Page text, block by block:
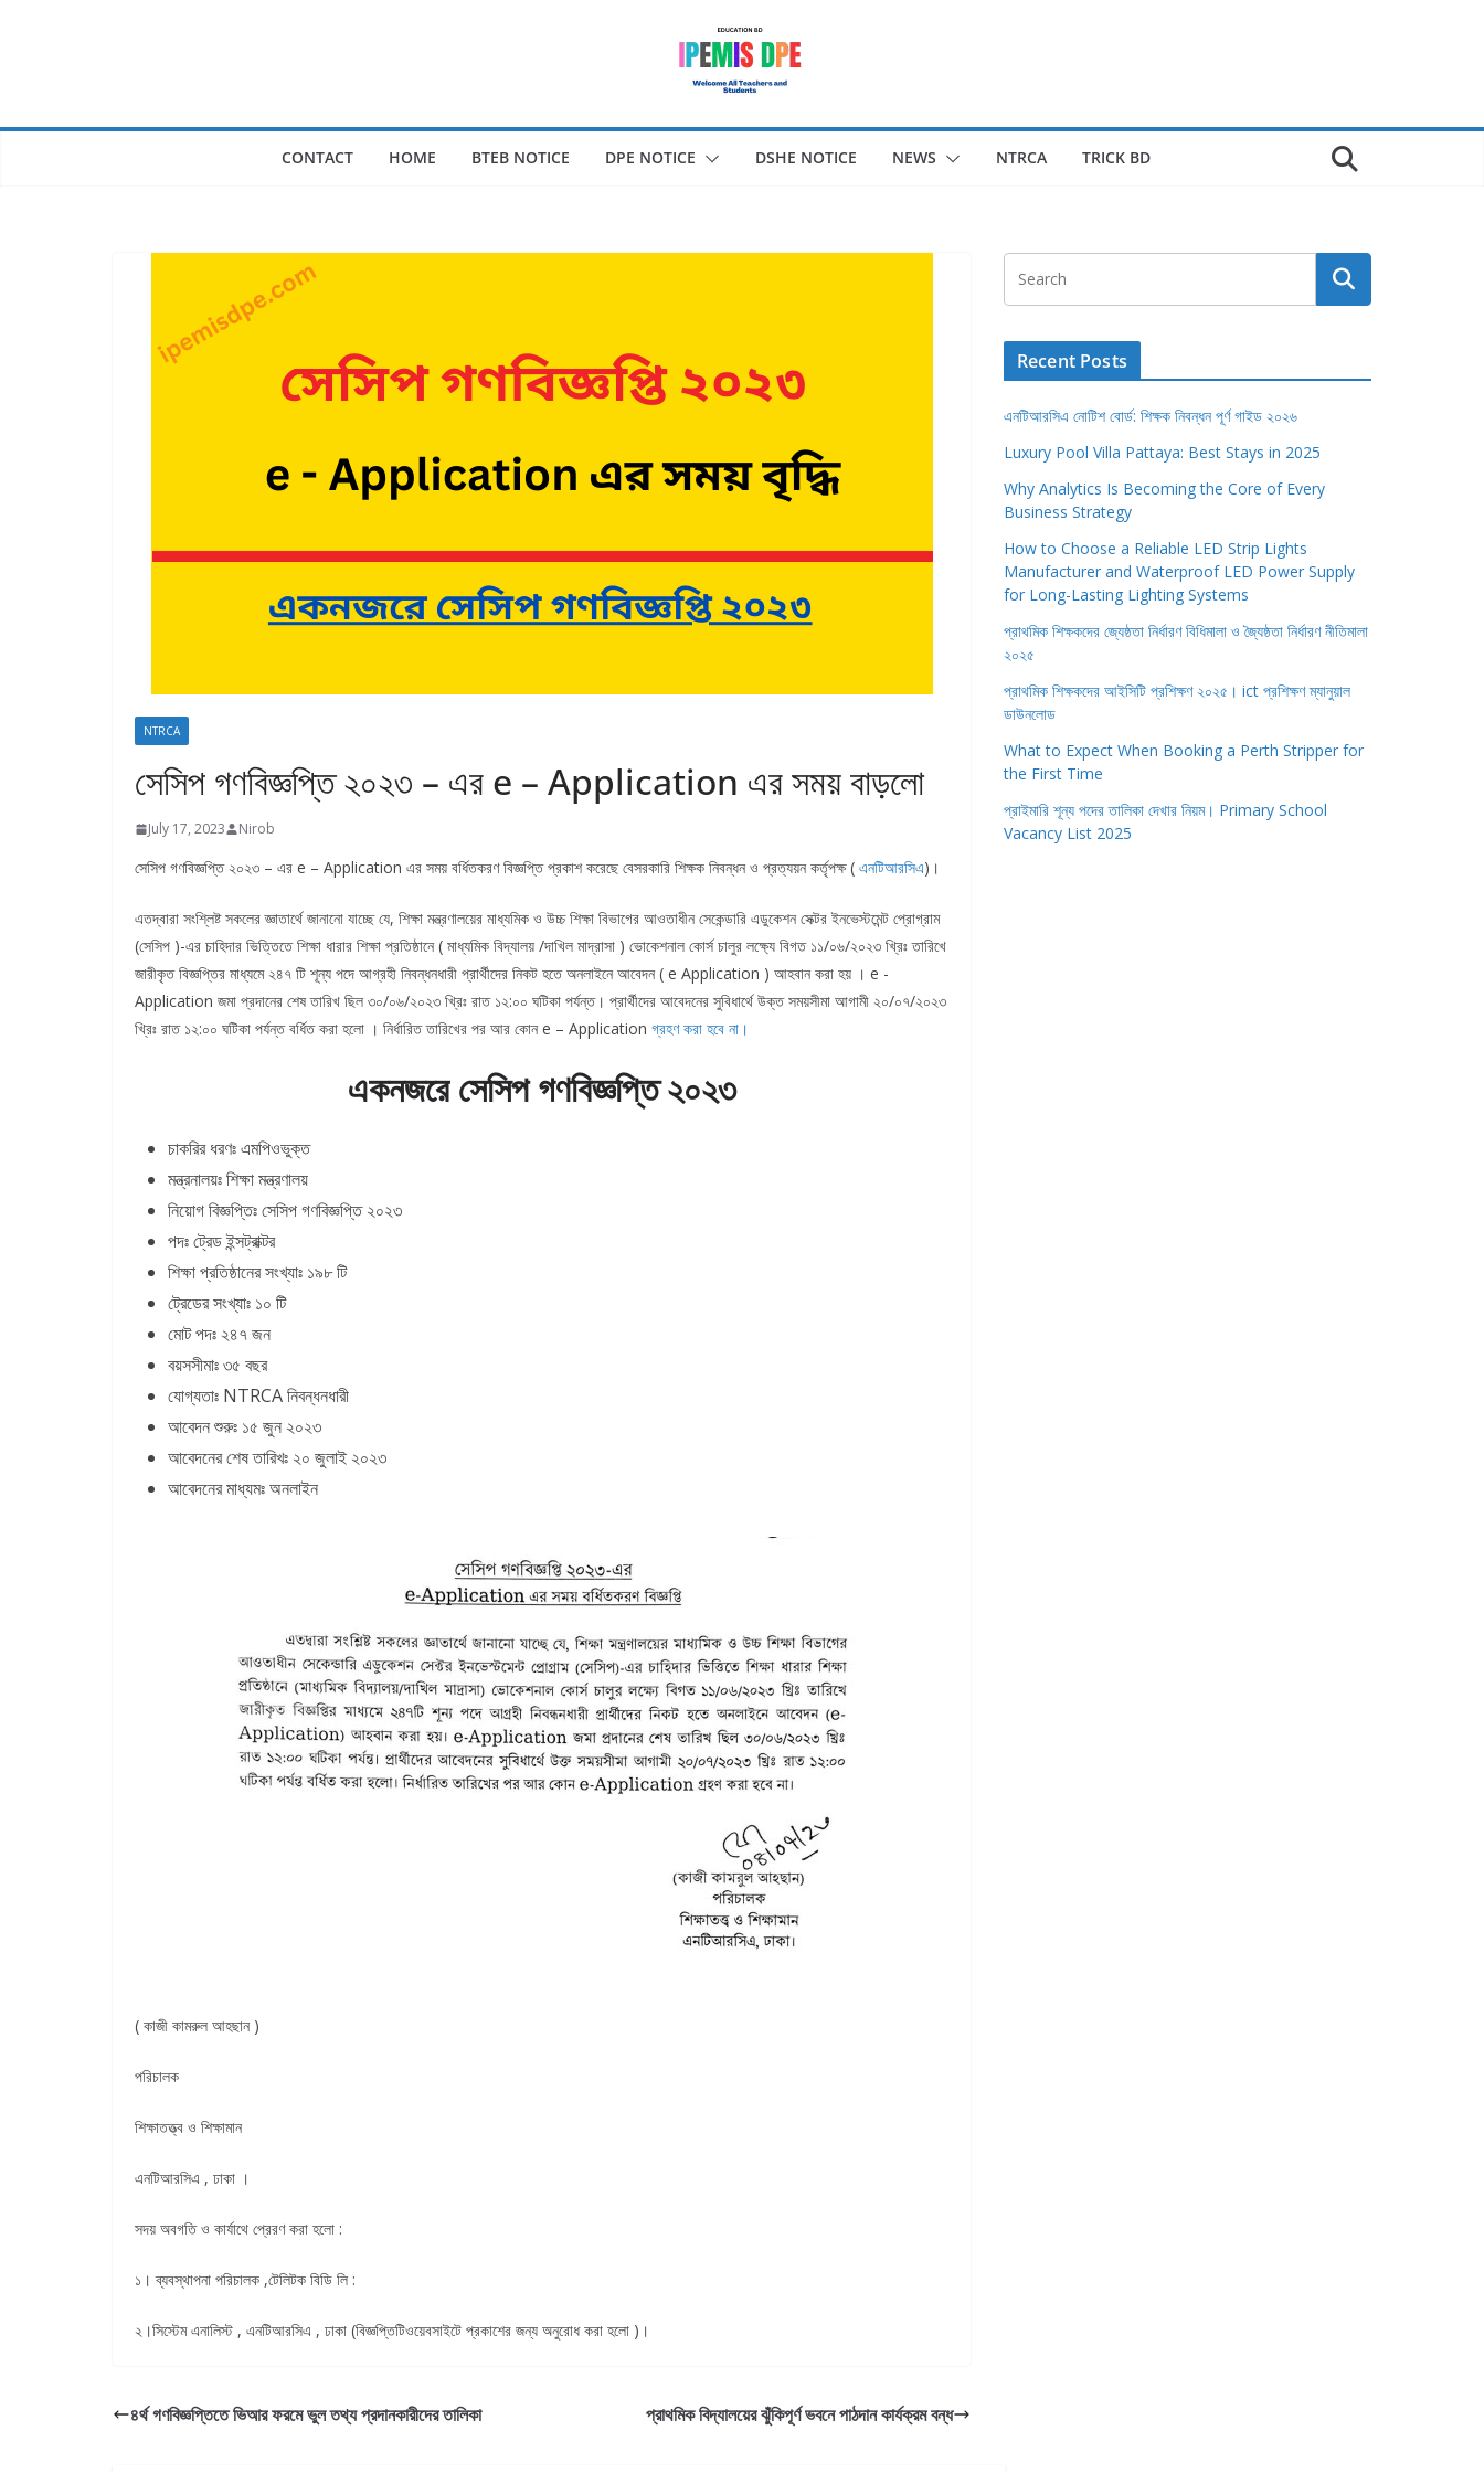
CONTACT HOME BTEB NOTICE DPE NOTICE DSHE NOTICE NEWS NTRCA TRICK BD
NTRCA
সেসিপ গণবিজ্ঞপ্তি ২০২৩ – এর e – Application এর সময় বাড়লো
July 17, 2023 Nirob
সেসিপ গণবিজ্ঞপ্তি ২০২৩ – এর e – Application এর সময় বর্ধিতকরণ বিজ্ঞপ্তি প্রকাশ করেছে বেসরকারি শিক্ষক নিবন্ধন ও প্রত্যয়ন কর্তৃপক্ষ ( এনটিআরসিএ)।
এতদ্বারা সংশ্লিষ্ট সকলের জ্ঞাতার্থে জানানো যাচ্ছে যে, শিক্ষা মন্ত্রণালয়ের মাধ্যমিক ও উচ্চ শিক্ষা বিভাগের আওতাধীন সেকেন্ডারি এডুকেশন সেক্টর ইনভেস্টমেন্ট প্রোগ্রাম
(সেসিপ )-এর চাহিদার ভিত্তিতে শিক্ষা ধারার শিক্ষা প্রতিষ্ঠানে ( মাধ্যমিক বিদ্যালয় /দাখিল মাদ্রাসা ) ভোকেশনাল কোর্স চালুর লক্ষ্যে বিগত ১১/০৬/২০২৩ খ্রিঃ তারিখে
জারীকৃত বিজ্ঞপ্তির মাধ্যমে ২৪৭ টি শূন্য পদে আগ্রহী নিবন্ধনধারী প্রার্থীদের নিকট হতে অনলাইনে আবেদন ( e Application ) আহবান করা হয় । e -
Application জমা প্রদানের শেষ তারিখ ছিল ৩০/০৬/২০২৩ খ্রিঃ রাত ১২:০০ ঘটিকা পর্যন্ত। প্রার্থীদের আবেদনের সুবিধার্থে উক্ত সময়সীমা আগামী ২০/০৭/২০২৩
খ্রিঃ রাত ১২:০০ ঘটিকা পর্যন্ত বর্ধিত করা হলো । নির্ধারিত তারিখের পর আর কোন e – Application গ্রহণ করা হবে না।
একনজরে সেসিপ গণবিজ্ঞপ্তি ২০২৩
চাকরির ধরণঃ এমপিওভুক্ত
মন্ত্রনালয়ঃ শিক্ষা মন্ত্রণালয়
নিয়োগ বিজ্ঞপ্তিঃ সেসিপ গণবিজ্ঞপ্তি ২০২৩
পদঃ ট্রেড ইন্সট্রাক্টর
শিক্ষা প্রতিষ্ঠানের সংখ্যাঃ ১৯৮ টি
ট্রেডের সংখ্যাঃ ১০ টি
মোট পদঃ ২৪৭ জন
বয়সসীমাঃ ৩৫ বছর
যোগ্যতাঃ NTRCA নিবন্ধনধারী
আবেদন শুরুঃ ১৫ জুন ২০২৩
আবেদনের শেষ তারিখঃ ২০ জুলাই ২০২৩
আবেদনের মাধ্যমঃ অনলাইন
( কাজী কামরুল আহছান )
পরিচালক
শিক্ষাতত্ত্ব ও শিক্ষামান
এনটিআরসিএ , ঢাকা ।
সদয় অবগতি ও কার্যাথে প্রেরণ করা হলো :
১। ব্যবস্থাপনা পরিচালক ,টেলিটক বিডি লি :
২।সিস্টেম এনালিস্ট , এনটিআরসিএ , ঢাকা (বিজ্ঞপ্তিটিওয়েবসাইটে প্রকাশের জন্য অনুরোধ করা হলো )।
৪র্থ গণবিজ্ঞপ্তিতে ভিআর ফরমে ভুল তথ্য প্রদানকারীদের তালিকা প্রাথমিক বিদ্যালয়ের ঝুঁকিপূর্ণ ভবনে পাঠদান কার্যক্রম বন্ধ
Recent Posts
এনটিআরসিএ নোটিশ বোর্ড: শিক্ষক নিবন্ধন পূর্ণ গাইড ২০২৬
Luxury Pool Villa Pattaya: Best Stays in 2025
Why Analytics Is Becoming the Core of Every
Business Strategy
How to Choose a Reliable LED Strip Lights
Manufacturer and Waterproof LED Power Supply
for Long-Lasting Lighting Systems
প্রাথমিক শিক্ষকদের জ্যেষ্ঠতা নির্ধারণ বিধিমালা ও জ্যৈষ্ঠতা নির্ধারণ নীতিমালা
২০২৫
প্রাথমিক শিক্ষকদের আইসিটি প্রশিক্ষণ ২০২৫। ict প্রশিক্ষণ ম্যানুয়াল
ডাউনলোড
What to Expect When Booking a Perth Stripper for
the First Time
প্রাইমারি শূন্য পদের তালিকা দেখার নিয়ম। Primary School
Vacancy List 2025